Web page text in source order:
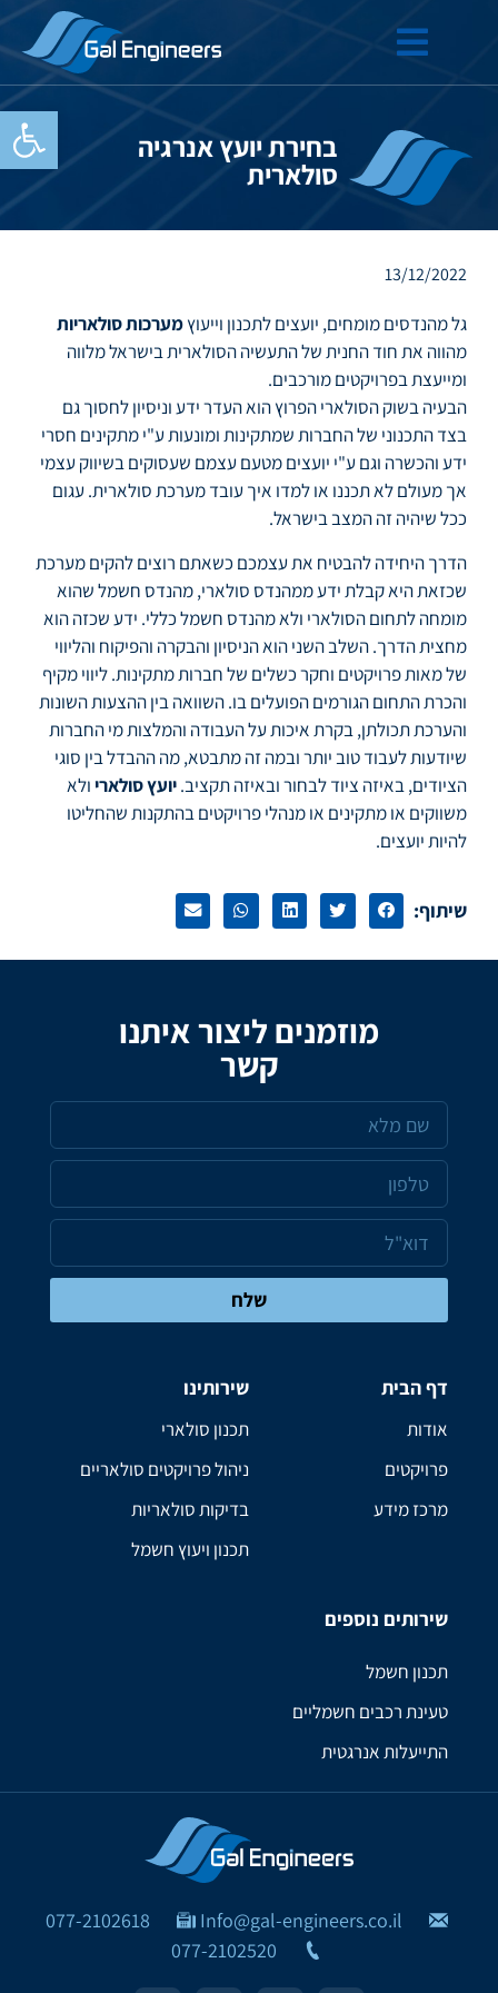
פתח
בחירת יועץ אנרגיה
סולארית
13/12/2022
גל מהנדסים מומחים, יועצים לתכנון וייעוץמערכות סולאריות
מהווה את חוד החנית של התעשיה הסולארית בישראל מלווה
ומייעצת בפרויקטים מורכבים.
הבעיה בשוק הסולארי הפרוץ הוא העדר ידע וניסיון לחסוך גם
בצד התכנוני של החברות שמתקינות ומונעות ע"י מתקינים חסרי
ידע והכשרה וגם ע"י יועצים מטעם עצמם שעסוקים בשיווק עצמי
אך מעולם לא תכננו או למדו איך עובד מערכת סולארית. עגום
ככל שיהיה זה המצב בישראל.
הדרך היחידה להבטיח את עצמכם כשאתם רוצים להקים מערכת
שכזאת היא קבלת ידע ממהנדס סולארי, מהנדס חשמל שהוא
מומחה לתחום הסולארי ולא מהנדס חשמל כללי. ידע שכזה הוא
מחצית הדרך. השלב השני הוא הניסיון והבקרה והפיקוח והליווי
של מאות פרויקטים וחקר כשלים של חברות מתקינות. ליווי מקיף
והכרת התחום הגורמים הפועלים בו. השוואה בין ההצעות השונות
והערכת תכולתן, בקרת איכות על העבודה והמלצות מי החברות
שיודעות לעבוד טוב יותר ובמה זה מתבטא, מה ההבדל בין סוגי
הציודים, באיזה ציוד לבחור ובאיזה תקציב.יועץ סולאריולא
משווקים או מתקינים או מנהלי פרויקטים בהתקנות שהחליטו
להיות יועצים.
שיתוף:
מוזמנים ליצור איתנו
קשר
שלח
דף הבית
אודות
פרויקטים
מרכז מידע
שירותינו
תכנון סולארי
ניהול פרויקטים סולאריים
בדיקות סולאריות
תכנון ויעוץ חשמל
שירותים נוספים
תכנון חשמל
טעינת רכבים חשמליים
התייעלות אנרגטית
Info@gal-engineers.co.il
077-2102618
077-2102520